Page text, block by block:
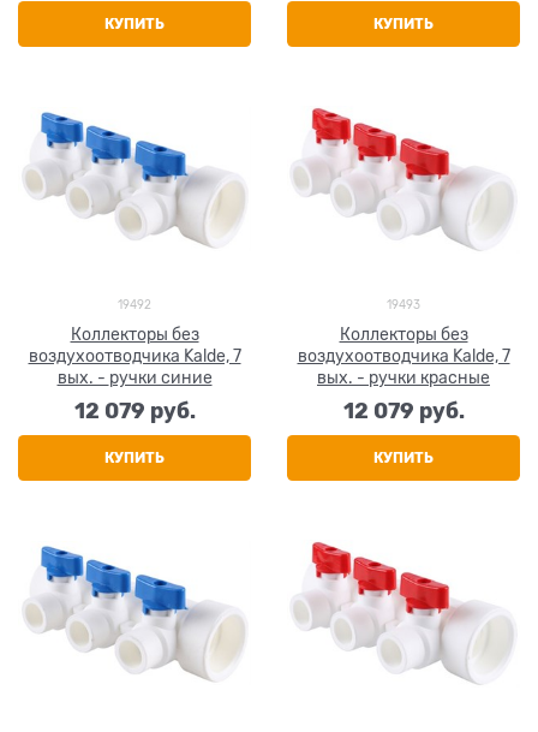
КУПИТЬ КУПИТЬ
19492
Коллекторы без
воздухоотводчика Kalde, 7
вых. - ручки синие
12 079 руб.
КУПИТЬ
19493
Коллекторы без
воздухоотводчика Kalde, 7
вых. - ручки красные
12 079 руб.
КУПИТЬ